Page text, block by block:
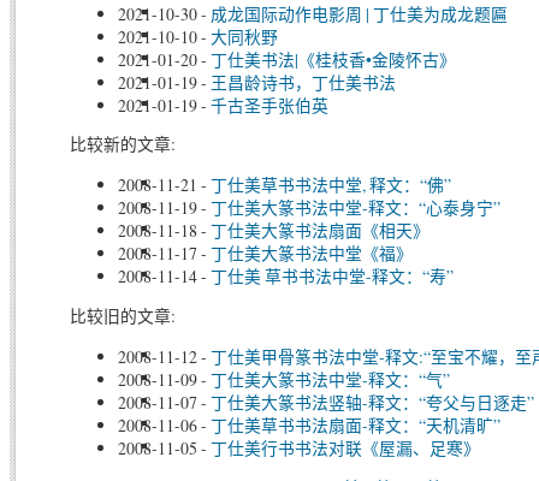
2021-10-30- 成龙国际动作电影周 | 丁仕美为成龙题匾
2021-10-10- 大同秋野
2021-01-20- 丁仕美书法|《桂枝香•金陵怀古》
2021-01-19- 王昌龄诗书，丁仕美书法
2021-01-19- 千古圣手张伯英
比较新的文章:
2008-11-21 - 丁仕美草书书法中堂, 释文：“佛”
2008-11-19- 丁仕美大篆书法中堂-释文：“心泰身宁”
2008-11-18 - 丁仕美大篆书法扇面《相天》
2008-11-17 - 丁仕美大篆书法中堂《福》
2008-11-14- 丁仕美 草书书法中堂-释文：“寿”
比较旧的文章:
2008-11-12- 丁仕美甲骨篆书法中堂-释文:“至宝不耀，至
2008-11-09- 丁仕美大篆书法中堂-释文：“气”
2008-11-07 - 丁仕美大篆书法竖轴-释文：“夸父与日逐走”
2008-11-06- 丁仕美草书书法扇面-释文：“天机清旷”
2008-11-05 - 丁仕美行书书法对联《屋漏、足寒》